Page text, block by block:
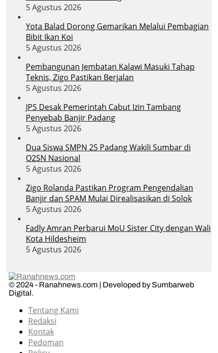
5 Agustus 2026
Yota Balad Dorong Gemarikan Melalui Pembagian
Bibit Ikan Koi
5 Agustus 2026
Pembangunan Jembatan Kalawi Masuki Tahap
Teknis, Zigo Pastikan Berjalan
5 Agustus 2026
JPS Desak Pemerintah Cabut Izin Tambang
Penyebab Banjir Padang
5 Agustus 2026
Dua Siswa SMPN 25 Padang Wakili Sumbar di
O2SN Nasional
5 Agustus 2026
Zigo Rolanda Pastikan Program Pengendalian
Banjir dan SPAM Mulai Direalisasikan di Solok
5 Agustus 2026
Fadly Amran Perbarui MoU Sister City dengan Wali
Kota Hildesheim
5 Agustus 2026
© 2024 - Ranahnews.com | Developed by Sumbarweb
Digital.
Tentang Kami
Redaksi
Kontak
Pedoman